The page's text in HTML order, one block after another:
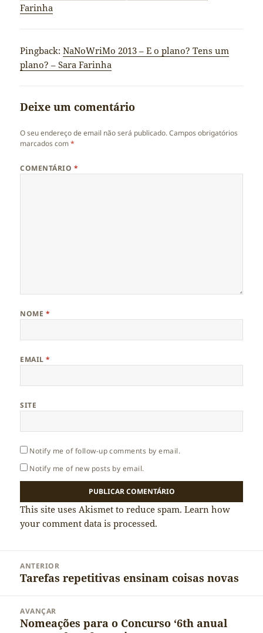
Farinha
Pingback:NaNoWriMo 2013 – E o plano? Tens um
plano? – Sara Farinha
Deixe um comentário
O seu endereço de email não será publicado. Campos obrigatórios
marcados com*
COMENTÁRIO *
NOME *
EMAIL*
SITE
Notify me of follow-up comments by email.
Notify me of new posts by email.
This site uses Akismet to reduce spam.Learn how
your comment data is processed.
artigos
ANTERIOR
Artigo
Tarefas repetitivas ensinam coisas novas
AVANÇAR
Artigo
Nomeações para o Concurso ‘6th anual